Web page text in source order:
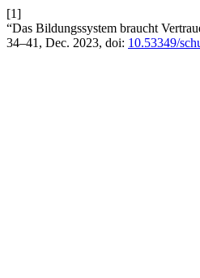
[1]
“Das Bildungssystem braucht
34–41, Dec. 2023, doi: 10.53349/